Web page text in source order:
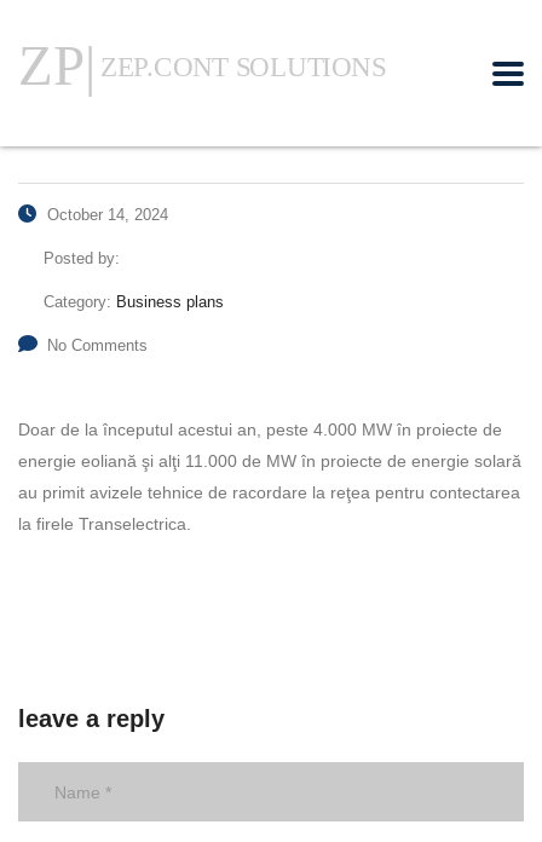
October 14, 2024
Posted by:
Category: Business plans
No Comments
Doar de la începutul aces­tui an, peste 4.000 MW în proiecte de
energie eoliană şi alţi 11.000 de MW în proiecte de energie solară
au primit avizele tehnice de ra­cordare la reţea pentru contectarea
la firele Transelectrica.
leave a reply